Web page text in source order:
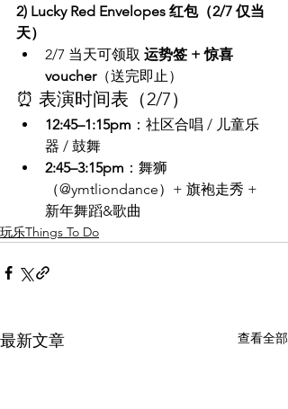
2) Lucky Red Envelopes 红包（2/7 仅当
天）
2/7 当天可领取 运势签 + 惊喜
voucher（送完即止）
⏰ 表演时间表（2/7）
12:45–1:15pm ：社区合唱 / 儿童乐
器 / 鼓舞
2:45–3:15pm ：舞狮
（@ymtliondance）+ 旗袍走秀 +
新年舞蹈&歌曲
玩乐Things To Do
最新文章 查看全部